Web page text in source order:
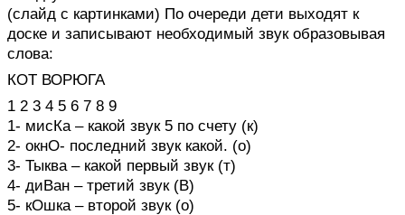
(слайд с картинками) По очереди дети выходят к
доске и записывают необходимый звук образовывая
слова:
КОТ ВОРЮГА
1 2 3 4 5 6 7 8 9
1- мисКа – какой звук 5 по счету (к)
2- окнО- последний звук какой. (о)
3- Тыква – какой первый звук (т)
4- диВан – третий звук (В)
5- кОшка – второй звук (о)